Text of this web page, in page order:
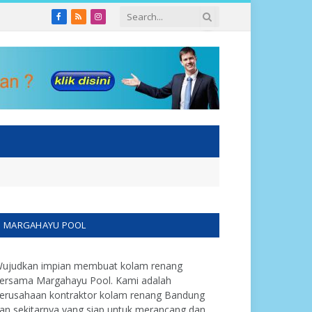
Facebook
RSSInstagram
MARGAHAYU POOL
impian membuat kolam renang
Margahayu Pool. Kami adalah
kontraktor kolam renang Bandung